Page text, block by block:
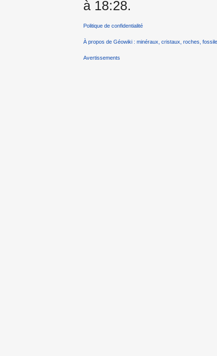
à 18:28.
Politique de confidentialité
À propos de Géowiki : minéraux, cristaux, roches,
Avertissements